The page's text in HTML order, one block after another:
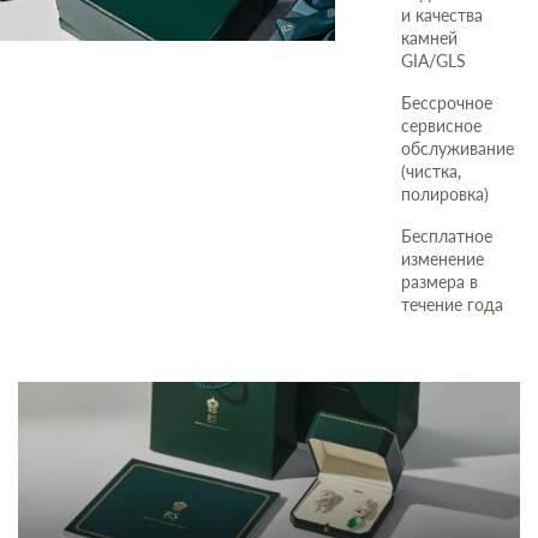
и качества
камней
GIA/GLS
Бессрочное
сервисное
обслуживание
(чистка,
полировка)
Бесплатное
изменение
размера в
течение года